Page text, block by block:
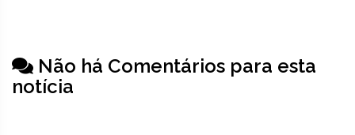
Não há Comentários para esta
notícia